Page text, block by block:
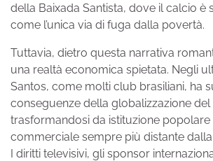
della Baixada Santista, dove il calcio è
come l’unica via di fuga dalla povertà.
Tuttavia, dietro questa narrativa
una realtà economica spietata. Negli
Santos, come molti club brasiliani, ha
conseguenze della globalizzazione del
trasformandosi da istituzione popolare
commerciale sempre più distante
I diritti televisivi, gli sponsor